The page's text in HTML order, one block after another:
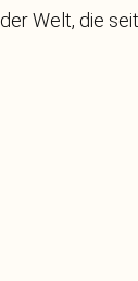
Welt, die